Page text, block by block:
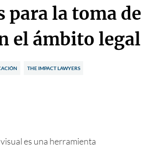
para la toma de
el ámbito legal
THE IMPACT LAWYERS
es una herramienta